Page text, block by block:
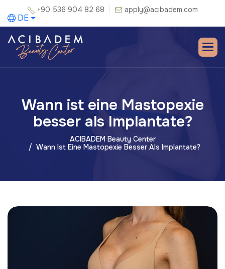
+90 536 904 82 68 apply@acibadem.com
DE
Wann ist eine Mastopexie
besser als Implantate?
ACIBADEM Beauty Center
Wann Ist Eine Mastopexie Besser Als Implantate?